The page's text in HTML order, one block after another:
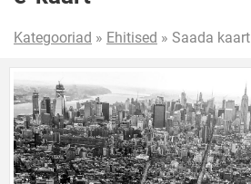
Kategooriad » Ehitised » Saada kaart